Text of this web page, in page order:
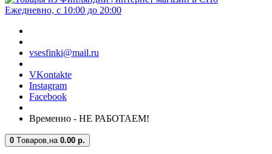
Ежедневно, с 10:00 до 20:00
vsesfinki@mail.ru
VKontakte
Instagram
Facebook
Временно - НЕ РАБОТАЕМ!
0 Tоваров, на 0.00 р.